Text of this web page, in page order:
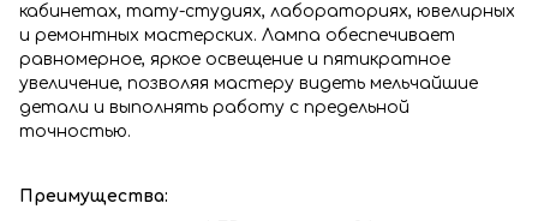
кабинетах, тату-студиях, лабораториях, ювелирных
и ремонтных мастерских. Лампа обеспечивает
равномерное, яркое освещение и пятикратное
увеличение, позволяя мастеру видеть мельчайшие
детали и выполнять работу с предельной
точностью.
Преимущества: